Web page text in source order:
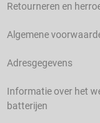
Retourneren en
Algemene
Adresgegevens
Informatie over het
batterijen